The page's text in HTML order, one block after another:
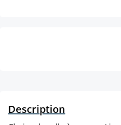
Description